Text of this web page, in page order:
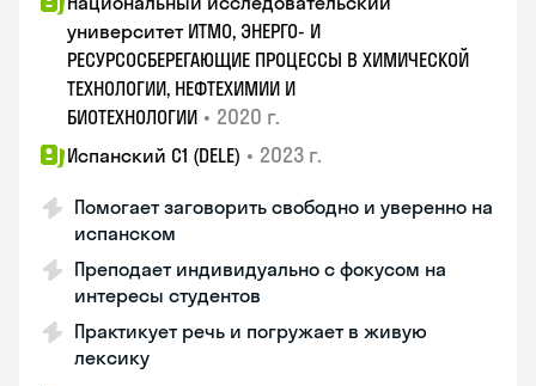
университет ИТМО, ЭНЕРГО- И
РЕСУРСОСБЕРЕГАЮЩИЕ ПРОЦЕССЫ В ХИМИЧЕСКОЙ
ТЕХНОЛОГИИ, НЕФТЕХИМИИ И
БИОТЕХНОЛОГИИ • 2020 г.
Испанский С1 (DELE) • 2023 г.
Помогает заговорить свободно и уверенно на
испанском
Преподает индивидуально с фокусом на
интересы студентов
Практикует речь и погружает в живую
лексику